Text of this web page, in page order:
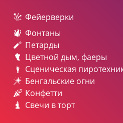
Фейерверки
Фонтаны
Петарды
Цветной дым, фаеры
Сценическая
Бенгальские огни
Конфетти
Свечи в торт